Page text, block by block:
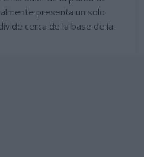
presenta un solo
cerca de la base de la